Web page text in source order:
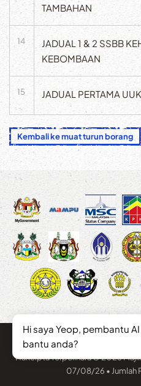
TAMBAHAN
14
JADUAL 1 & 2 SSBB
KEBOMBAAN
15 JADUAL PERTAMA
Kembali ke muat turun borang
Hakcipta Terpelihara © 2026
07/08/26 • Jumlah
Hi saya Yeop, pembantu
bantu anda?